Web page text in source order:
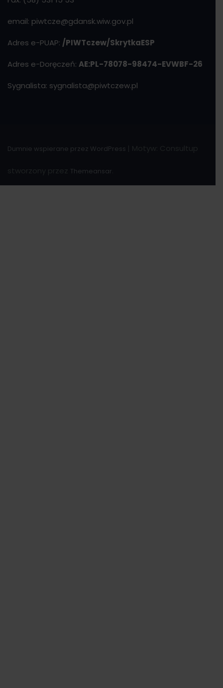
email: piwtcze@gdansk.wiw.gov.pl
Adres e-PUAP: /PIWTczew/SkrytkaESP
Adres e-Doręczeń: AE:PL-78078-98474-EVWBF-26
Sygnalista: sygnalista@piwtczew.pl
Dumnie wspierane przez WordPress
Themeansar